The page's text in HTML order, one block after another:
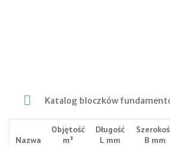
Katalog bloczków
Nazwa
Objętość
m³
Długość
L mm
B mm